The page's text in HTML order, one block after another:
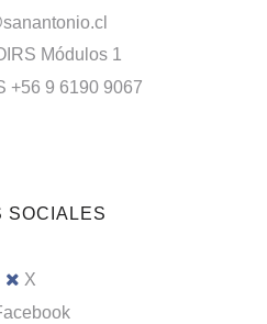
Módulos 1
+56 9 6190 9067
SOCIALES
X